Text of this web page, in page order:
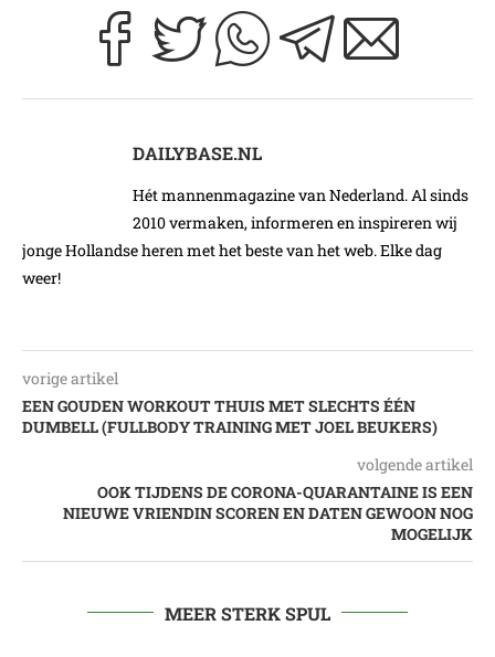
DAILYBASE.NL
Hét mannenmagazine van Nederland. Al sinds
2010 vermaken, informeren en inspireren wij
jonge Hollandse heren met het beste van het web. Elke dag
weer!
vorige artikel
EEN GOUDEN WORKOUT THUIS MET SLECHTS ÉÉN
DUMBELL (FULLBODY TRAINING MET JOEL BEUKERS)
volgende artikel
OOK TIJDENS DE CORONA-QUARANTAINE IS EEN
NIEUWE VRIENDIN SCOREN EN DATEN GEWOON NOG
MOGELIJK
MEER STERK SPUL